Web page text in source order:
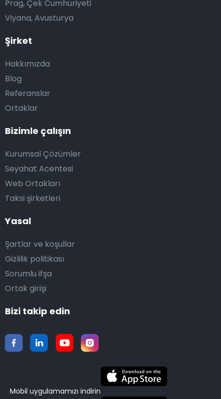
Şirket
Hakkımızda
Blog
Referanslar
Ortaklar
Bizimle çalışın
Kurumsal Çözümler
Seyahat Acentesi
Web Ortakları
Taksi şirketleri
Yasal
Şartlar ve koşullar
Gizlilik politikası
Sorumlu ifşa
Ortak girişi
Prag, Çek Cumhuriyeti
Viyana, Avusturya
Bizi takip edin
Mobil uygulamamızı indirin